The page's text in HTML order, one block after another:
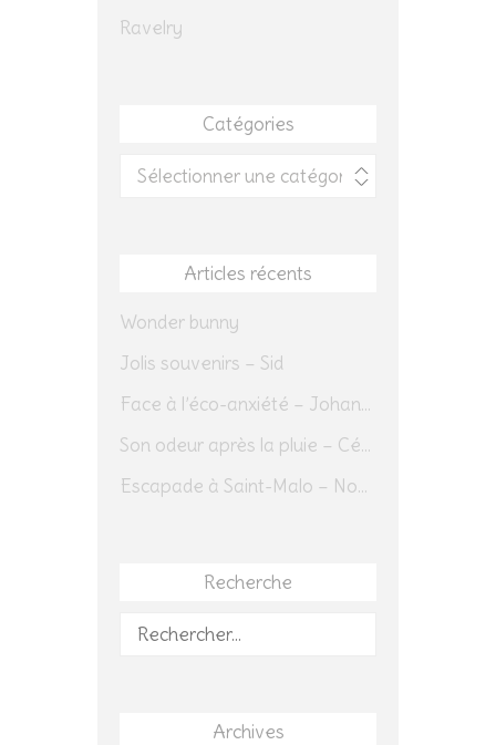
Ravelry
Catégories
Catégories
Articles récents
Wonder bunny
Jolis souvenirs – Sid
Face à l’éco-anxiété – Johannes Herrmann
Son odeur après la pluie – Cédric Sapin-Defour
Escapade à Saint-Malo – Novembre 2025 – Jour 1
Recherche
Rechercher :
Archives